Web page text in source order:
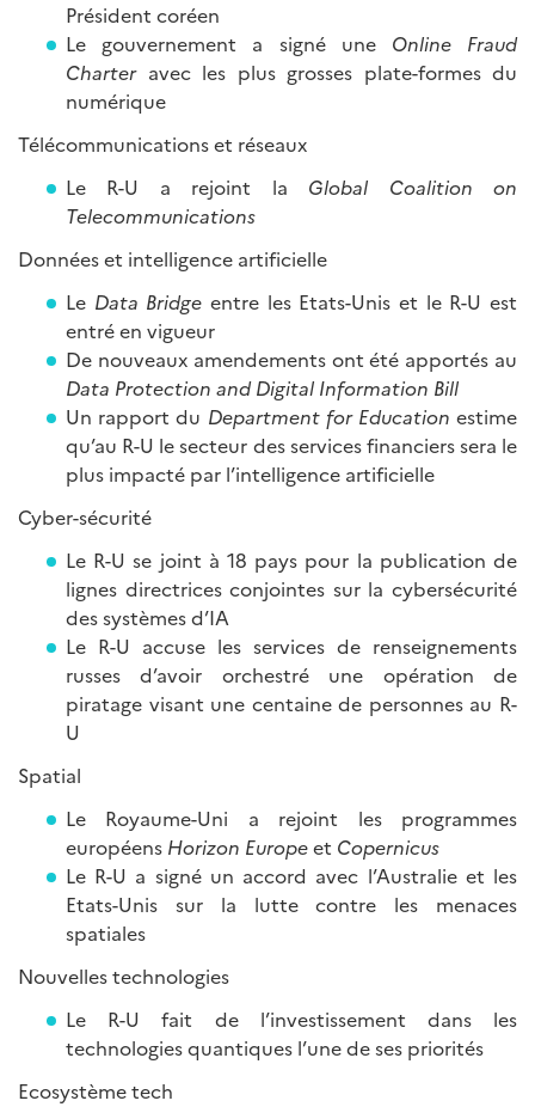
Président coréen
Le gouvernement a signé une Online Fraud
Charteravec les plus grosses plate-formes du
numérique
Télécommunications et réseaux
Le R-U a rejoint la Global Coalition on
Telecommunications
Données et intelligence artificielle
Le Data Bridge entre les Etats-Unis et le R-U est
entré en vigueur
De nouveaux amendements ont été apportés au
Data Protection and Digital Information Bill
Un rapport du Department for Education estime
qu’au R-U le secteur des services financiers sera le
plus impacté par l’intelligence artificielle
Cyber-sécurité
Le R-U se joint à 18 pays pour la publication de
lignes directrices conjointes sur la cybersécurité
des systèmes d’IA
Le R-U accuse les services de renseignements
russes d’avoir orchestré une opération de
piratage visant une centaine de personnes au R-
U
Spatial
Le Royaume-Uni a rejoint les programmes
européens Horizon Europeet Copernicus
Le R-U a signé un accord avec l’Australie et les
Etats-Unis sur la lutte contre les menaces
spatiales
Nouvelles technologies
Le R-U fait de l’investissement dans les
technologies quantiques l’une de ses priorités
Ecosystème tech